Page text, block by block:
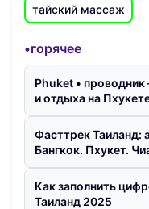
тайский массаж
•горячее
Phuket •
и отдыха на
Фасттрек Таиланд:
Бангкок. Пхукет.
Как заполнить
Таиланд 2025